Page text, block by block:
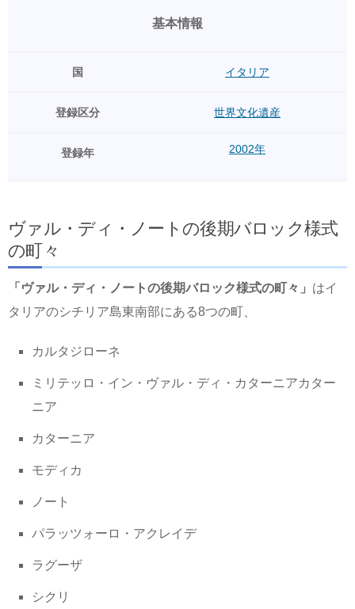
基本情報
国 イタリア
登録区分 世界文化遺産
登録年 2002年
ヴァル・ディ・ノートの後期バロック様式
の町々
「ヴァル・ディ・ノートの後期バロック様式の町々」 はイ
タリアのシチリア島東南部にある8つの町、
カルタジローネ
ミリテッロ・イン・ヴァル・ディ・カターニアカター
ニア
カターニア
モディカ
ノート
パラッツォーロ・アクレイデ
ラグーザ
シクリ